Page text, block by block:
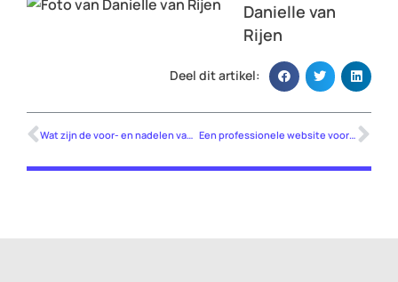
Danielle van
Rijen
Deel dit artikel:
Wat zijn de voor- en nadelen van WordPress Elementor? Een professionele website voor bedrijven uit de bouw